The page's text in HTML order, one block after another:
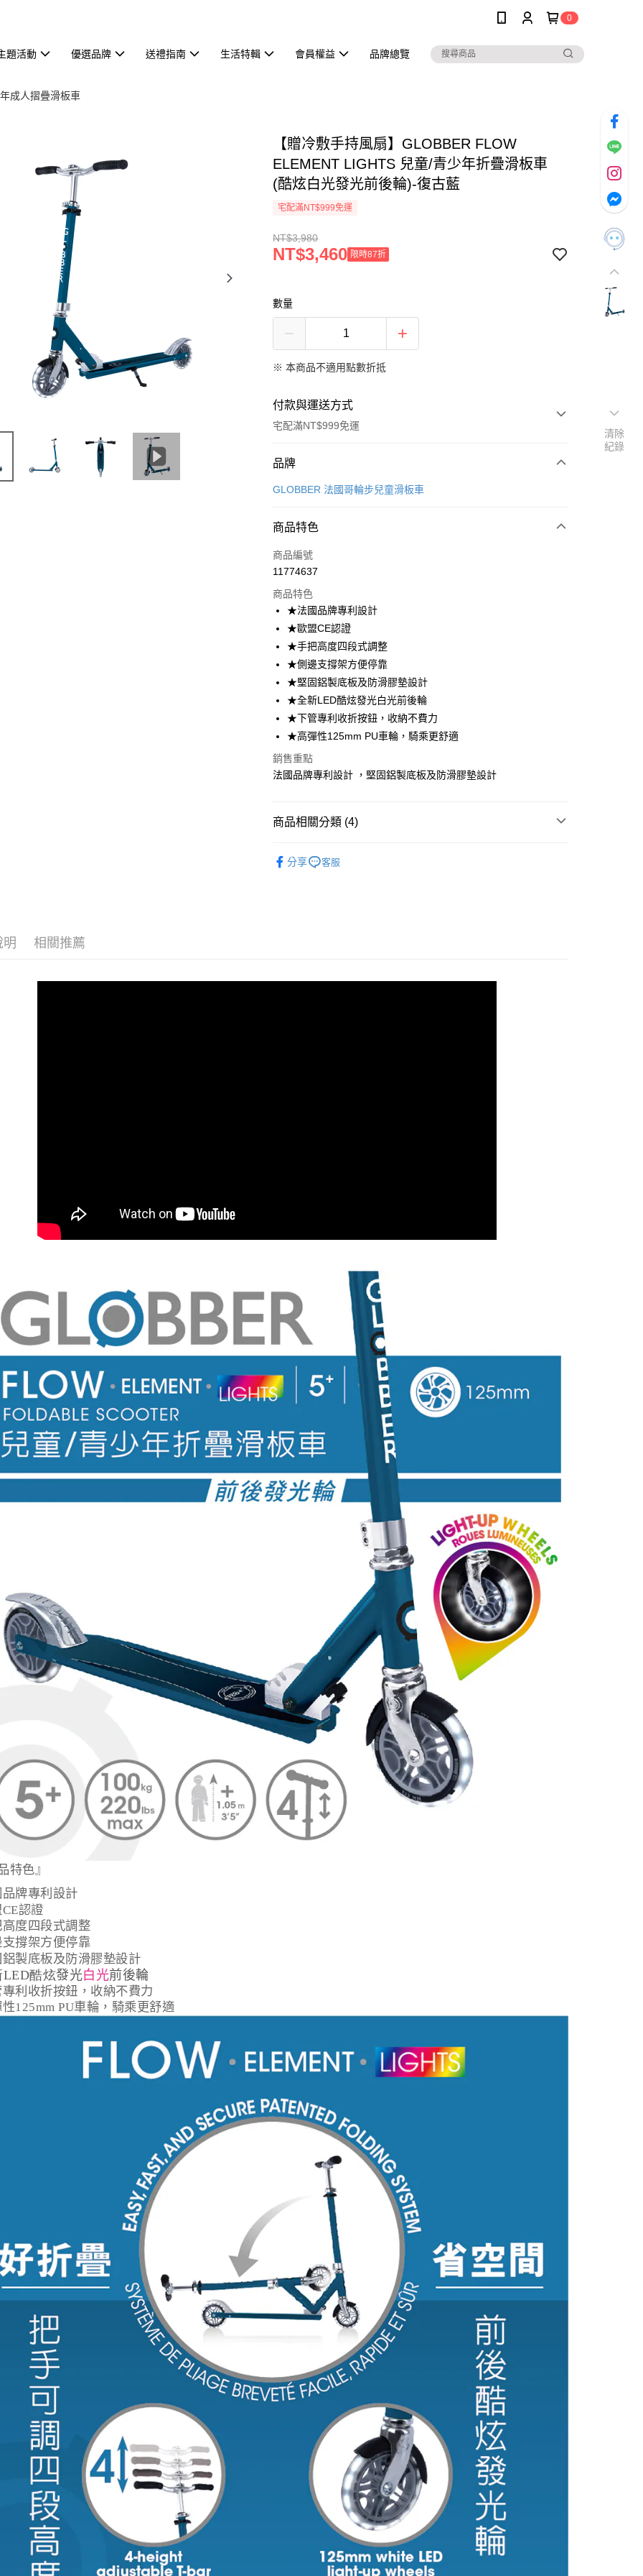
0
題活動 優選品牌 送禮指南 生活特輯 會員權益 品牌總覽
成人摺疊滑板車
【贈冷敷手持風扇】GLOBBER FLOW
ELEMENT LIGHTS 兒童/青少年折疊滑板車
(酷炫白光發光前後輪)-復古藍
宅配滿NT$999免運
NT$3,980
NT$3,460 限時87折
數量
※ 本商品不適用點數折抵
付款與運送方式
宅配滿NT$999免運
付款方式
信用卡一次付款
合作金庫商業銀行
華南商業銀行
上海商業儲蓄銀行
國泰世華商業銀行
臺灣中小企業銀行
聯邦商業銀行
元大商業銀行
玉山商業銀行
台新國際商業銀行
台灣樂天信用卡公司
LINE Pay
Apple Pay
悠遊付
ATM付款
宅配
每筆NT$85，滿NT$999(含以上)免運費
品牌
GLOBBER 法國哥輪步兒童滑板車
商品特色
商品編號
11774637
商品特色
★法國品牌專利設計
★歐盟CE認證
★手把高度四段式調整
★側邊支撐架方便停靠
★堅固鋁製底板及防滑膠墊設計
★全新LED酷炫發光白光前後輪
★下管專利收折按鈕，收納不費力
★高彈性125mm PU車輪，騎乘更舒適
銷售重點
法國品牌專利設計 ，堅固鋁製底板及防滑膠墊設計
商品相關分類 (4)
板車分享 客服
明 相關推薦
特色』
牌專利設計
CE認證
度四段式調整
支撐架方便停靠
鋁製底板及防滑膠墊設計
LED酷炫發光白光前後輪
利收折按鈕，收納不費力
125mm PU車輪，騎乘更舒適
清除
紀錄